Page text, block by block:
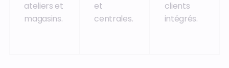
ateliers et
magasins.
et
centrales.
clients
intégrés.